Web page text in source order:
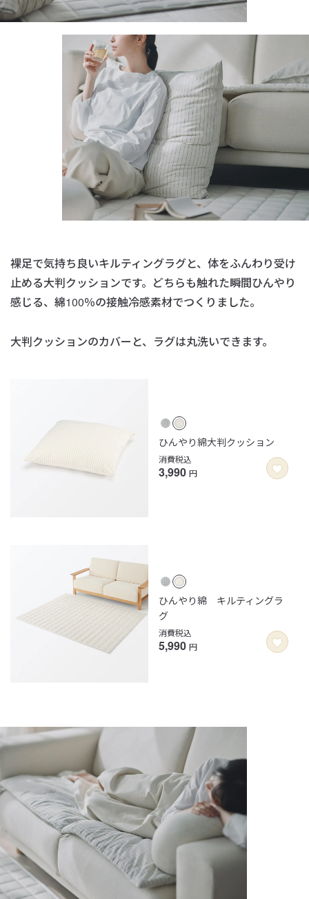
裸足で気持ち良いキルティングラグと、 体をふんわり受け
止める大判クッションです。 どちらも触れた瞬間ひんやり
感じる、綿100％の接触冷感素材でつくりました。
大判クッションのカバーと、ラグは丸洗いできます。
ひんやり綿大判クッション
消費税込
3,990 円
ひんやり綿 キルティングラ
グ
消費税込
5,990 円